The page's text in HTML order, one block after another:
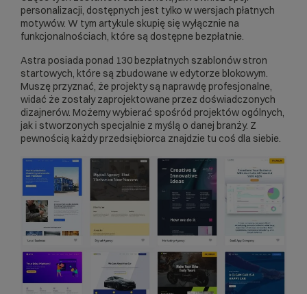
personalizacji, dostępnych jest tylko w wersjach płatnych
motywów. W tym artykule skupię się wyłącznie na
funkcjonalnościach, które są dostępne bezpłatnie.
Astra posiada ponad 130 bezpłatnych szablonów stron
startowych, które są zbudowane w edytorze blokowym.
Muszę przyznać, że projekty są naprawdę profesjonalne,
widać że zostały zaprojektowane przez doświadczonych
dizajnerów. Możemy wybierać spośród projektów ogólnych,
jak i stworzonych specjalnie z myślą o danej branży. Z
pewnością każdy przedsiębiorca znajdzie tu coś dla siebie.